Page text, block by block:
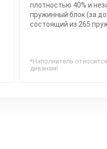
плотностью 40% и
пружинный блок (за
состоящий из 265
*Наполнитель
диванам!